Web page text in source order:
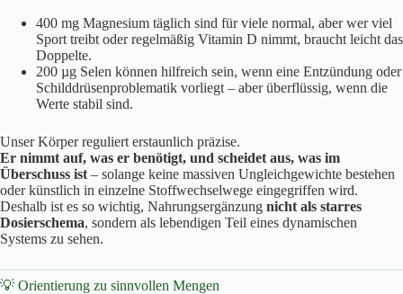
400 mg Magnesium täglich sind für viele normal, aber wer viel
Sport treibt oder regelmäßig Vitamin D nimmt, braucht leicht das
Doppelte.
200 µg Selen können hilfreich sein, wenn eine Entzündung oder
Schilddrüsenproblematik vorliegt – aber überflüssig, wenn die
Werte stabil sind.
Unser Körper reguliert erstaunlich präzise.
Er nimmt auf, was er benötigt, und scheidet aus, was im
Überschuss ist – solange keine massiven Ungleichgewichte bestehen
oder künstlich in einzelne Stoffwechselwege eingegriffen wird.
Deshalb ist es so wichtig, Nahrungsergänzung nicht als starres
Dosierschema, sondern als lebendigen Teil eines dynamischen
Systems zu sehen.
💡 Orientierung zu sinnvollen Mengen